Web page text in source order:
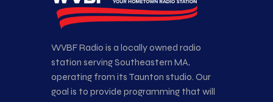
WVBF Radio is a locally owned radio
station serving Southeastern MA,
operating from its Taunton studio. Our
goal is to provide programming that will